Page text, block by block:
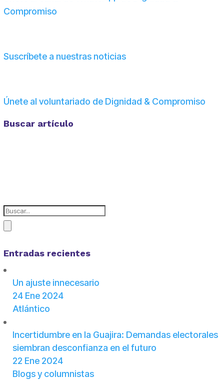
Compromiso
Suscríbete a nuestras noticias
Únete al voluntariado de Dignidad & Compromiso
Buscar artículo
Entradas recientes
Un ajuste innecesario
24 Ene 2024
Atlántico
Incertidumbre en la Guajira: Demandas electorales
siembran desconfianza en el futuro
22 Ene 2024
Blogs y columnistas